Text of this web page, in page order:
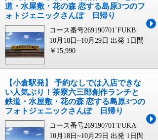
道・水屋敷・花の森 恋する島原3つのフ
ォトジェニックさんぽ 日帰り
コース番号269190701`FUKB
10月18日~10月29日 出発 1日間
￥15,990
【小倉駅発】 予約なしでは入店できな
い人気ぶり！茶寮六三郎創作ランチと
鉄道・水屋敷・花の森 恋する島原3つの
フォトジェニックさんぽ 日帰り
コース番号269190701`FUKA
10月18日~10月29日 出発 1日間